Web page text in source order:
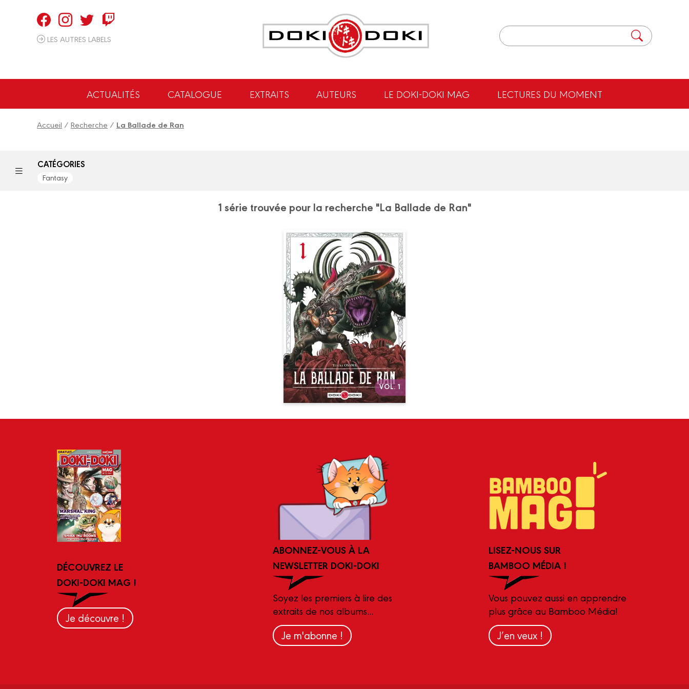
LES AUTRES LABELS
ACTUALITÉS CATALOGUE EXTRAITS AUTEURS LE DOKI-DOKI MAG LECTURES DU MOMENT
Accueil / Recherche / La Ballade de Ran
CATÉGORIES
Fantasy
1 série trouvée pour la recherche "La Ballade de Ran"
VOL. 1
La Ballade de
Ran
Vol. 01
Date de parution :
07/04/2021
Sa mission : exterminer les
Karmas qui souillent le
monde…
Autres volumes
DÉCOUVREZ LE
DOKI-DOKI MAG !
Je découvre !
ABONNEZ-VOUS À LA
NEWSLETTER DOKI-DOKI
Soyez les premiers à lire des
extraits de nos albums...
Je m'abonne !
LISEZ-NOUS SUR
BAMBOO MÉDIA !
Vous pouvez aussi en apprendre
plus grâce au Bamboo Média!
J’en veux !